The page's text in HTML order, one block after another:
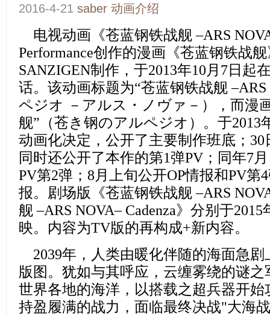
2016-4-21 saber 动画介绍
电视动画 《苍蓝钢铁战舰 –ARS
Performance创作的漫画《苍蓝钢铁战
SANZIGEN制作，于2013年10月7日起
话。该动画标题为“苍蓝钢铁战舰
ペジオ －アルス・ノヴァ－），而漫
舰”（苍き钢のアルペジオ）。于2013
动画化决定，公开了主要制作班底；
同时还公开了本作的第1弹PV；同年7
PV第2弹；8月上旬公开OP情报和PV第
报。剧场版《苍蓝钢铁战舰 –ARS
舰 –ARS NOVA– Cadenza》分别于
映。内容为TV版的再构成+新内容。
2039年， 人类由暖化伴随的海面急剧
版图。犹如与其呼应， 云缠雾绕的谜之
世界各地的海洋， 以搭载之超兵器开
持盈履满的战力， 面临最终决战"大海